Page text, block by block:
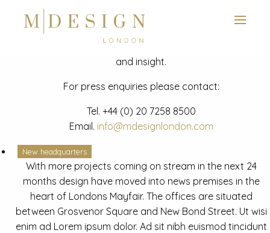
News
Latest mdesign development project and advisory news
and insight.
For press enquiries please contact:
Tel. +44 (0) 20 7258 8500
Email. info@mdesignlondon.com
New headquarters
With more projects coming on stream in the next 24
months design have moved into news premises in the
heart of Londons Mayfair. The offices are situated
between Grosvenor Square and New Bond Street. Ut wisi
enim ad Lorem ipsum dolor. Ad sit nibh euismod tincidunt